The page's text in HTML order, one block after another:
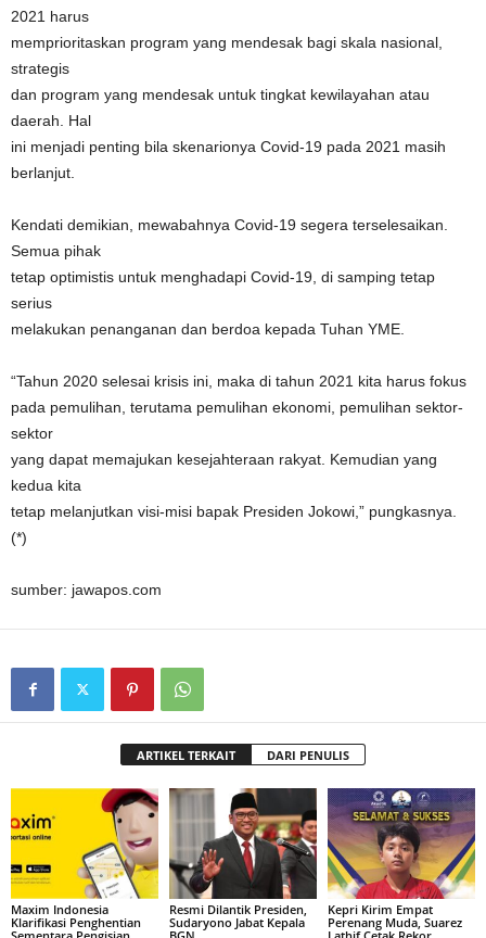
2021 harus
memprioritaskan program yang mendesak bagi skala nasional,
strategis
dan program yang mendesak untuk tingkat kewilayahan atau
daerah. Hal
ini menjadi penting bila skenarionya Covid-19 pada 2021 masih
berlanjut.
Kendati demikian, mewabahnya Covid-19 segera terselesaikan.
Semua pihak
tetap optimistis untuk menghadapi Covid-19, di samping tetap
serius
melakukan penanganan dan berdoa kepada Tuhan YME.
“Tahun 2020 selesai krisis ini, maka di tahun 2021 kita harus fokus
pada pemulihan, terutama pemulihan ekonomi, pemulihan sektor-
sektor
yang dapat memajukan kesejahteraan rakyat. Kemudian yang
kedua kita
tetap melanjutkan visi-misi bapak Presiden Jokowi,” pungkasnya.
(*)
sumber: jawapos.com
ARTIKEL TERKAIT DARI PENULIS
Maxim Indonesia
Klarifikasi Penghentian
Resmi Dilantik Presiden,
Sudaryono Jabat Kepala
Kepri Kirim Empat
Perenang Muda, Suarez